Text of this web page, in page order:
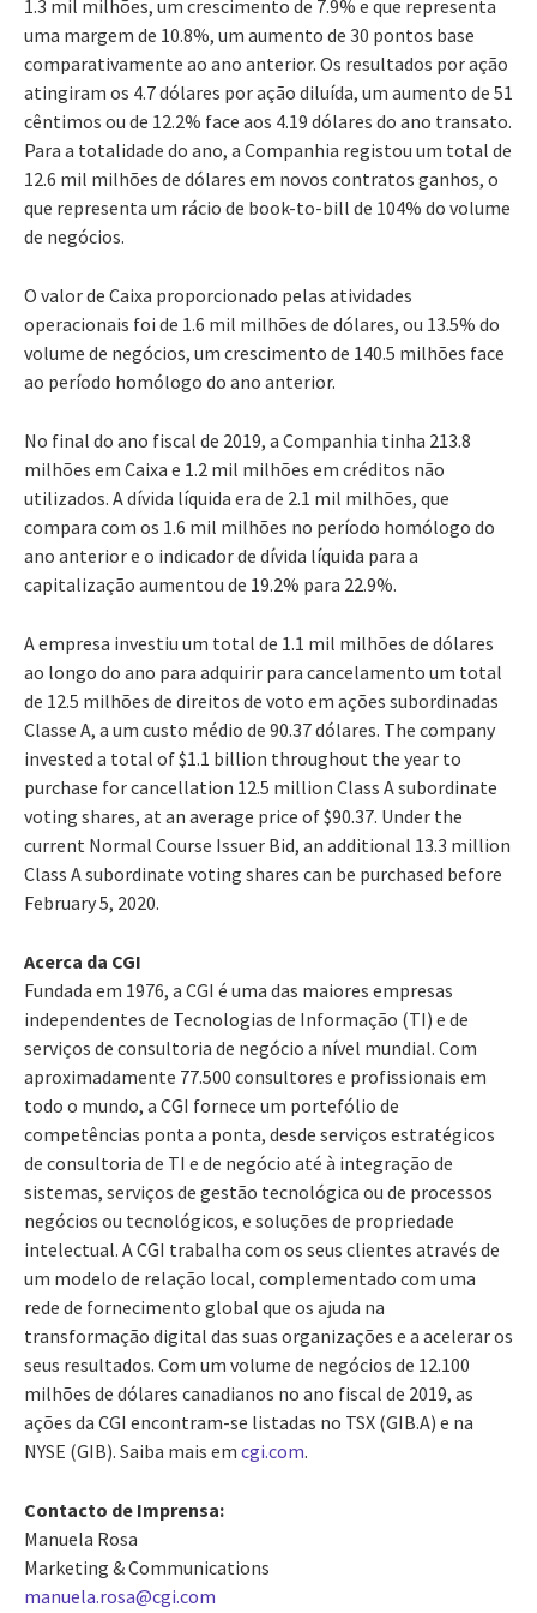
1.3 mil milhões, um crescimento de 7.9% e que representa
uma margem de 10.8%, um aumento de 30 pontos base
comparativamente ao ano anterior. Os resultados por ação
atingiram os 4.7 dólares por ação diluída, um aumento de 51
cêntimos ou de 12.2% face aos 4.19 dólares do ano transato.
Para a totalidade do ano, a Companhia registou um total de
12.6 mil milhões de dólares em novos contratos ganhos, o
que representa um rácio de book-to-bill de 104% do volume
de negócios.
O valor de Caixa proporcionado pelas atividades
operacionais foi de 1.6 mil milhões de dólares, ou 13.5% do
volume de negócios, um crescimento de 140.5 milhões face
ao período homólogo do ano anterior.
No final do ano fiscal de 2019, a Companhia tinha 213.8
milhões em Caixa e 1.2 mil milhões em créditos não
utilizados. A dívida líquida era de 2.1 mil milhões, que
compara com os 1.6 mil milhões no período homólogo do
ano anterior e o indicador de dívida líquida para a
capitalização aumentou de 19.2% para 22.9%.
A empresa investiu um total de 1.1 mil milhões de dólares
ao longo do ano para adquirir para cancelamento um total
de 12.5 milhões de direitos de voto em ações subordinadas
Classe A, a um custo médio de 90.37 dólares. The company
invested a total of $1.1 billion throughout the year to
purchase for cancellation 12.5 million Class A subordinate
voting shares, at an average price of $90.37. Under the
current Normal Course Issuer Bid, an additional 13.3 million
Class A subordinate voting shares can be purchased before
February 5, 2020.
Acerca da CGI
Fundada em 1976, a CGI é uma das maiores empresas
independentes de Tecnologias de Informação (TI) e de
serviços de consultoria de negócio a nível mundial. Com
aproximadamente 77.500 consultores e profissionais em
todo o mundo, a CGI fornece um portefólio de
competências ponta a ponta, desde serviços estratégicos
de consultoria de TI e de negócio até à integração de
sistemas, serviços de gestão tecnológica ou de processos
negócios ou tecnológicos, e soluções de propriedade
intelectual. A CGI trabalha com os seus clientes através de
um modelo de relação local, complementado com uma
rede de fornecimento global que os ajuda na
transformação digital das suas organizações e a acelerar os
seus resultados. Com um volume de negócios de 12.100
milhões de dólares canadianos no ano fiscal de 2019, as
ações da CGI encontram-se listadas no TSX (GIB.A) e na
NYSE (GIB). Saiba mais em cgi.com.
Contacto de Imprensa:
Manuela Rosa
Marketing & Communications
manuela.rosa@cgi.com